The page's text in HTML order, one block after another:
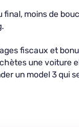
final, moins de
fiscaux et
une voiture
un model 3 qui